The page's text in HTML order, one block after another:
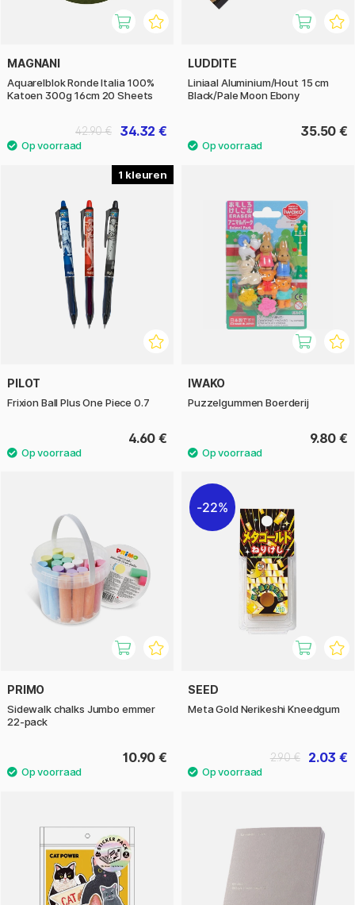
MAGNANI
Aquarelblok Ronde Italia 100%
Katoen 300g 16cm 20 Sheets
34.32 €
42.90 €
LUDDITE
Liniaal Aluminium/Hout 15 cm
Black/Pale Moon Ebony
35.50 €
1
PILOT
Frixion Ball Plus One Piece 0.7
4.60 €
IWAKO
Puzzelgummen Boerderij
9.80 €
PRIMO
Sidewalk chalks Jumbo emmer
22-pack
10.90 €
22%
SEED
Meta Gold Nerikeshi Kneedgum
2.03 €
2.90 €